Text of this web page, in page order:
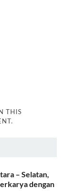
THIS
– Selatan,
dengan